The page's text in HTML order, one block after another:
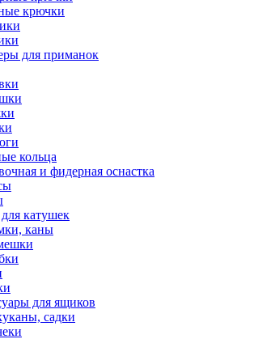
крючки
для приманок
кольца
и фидерная оснастка
катушек
каны
для ящиков
садки